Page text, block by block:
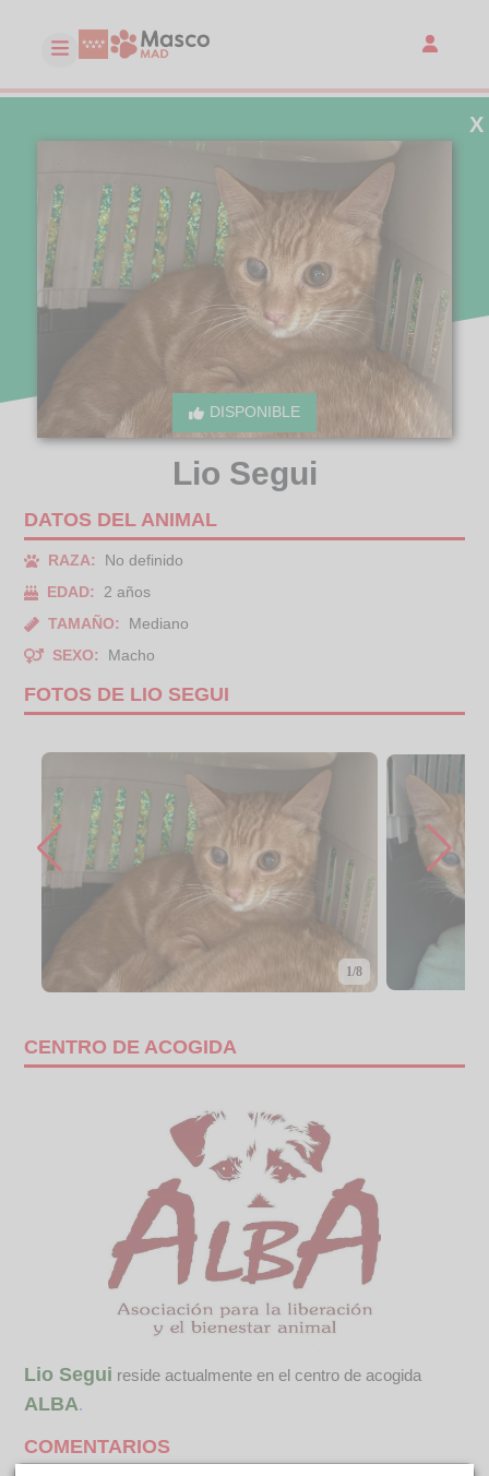
DISPONIBLE
X
Lio Segui
DATOS DEL ANIMAL
RAZA:
No definido
EDAD:
2 años
TAMAÑO:
Mediano
SEXO:
Macho
FOTOS DE LIO SEGUI
1/8
CENTRO DE ACOGIDA
Lio Segui reside actualmente en el centro de acogida
ALBA.
COMENTARIOS